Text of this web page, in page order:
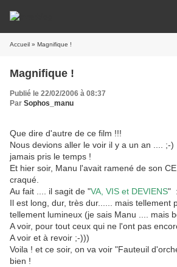
Accueil » Magnifique !
Magnifique !
Publié le 22/02/2006 à 08:37
Par Sophos_manu
Que dire d'autre de ce film !!!
Nous devions aller le voir il y a un an ....
jamais pris le temps !
Et hier soir, Manu l'avait ramené de son
craqué.
Au fait .... il sagit de "VA, VIS et DEVIENS"
Il est long, dur, très dur...... mais tellement
tellement lumineux (je sais Manu .... mais
A voir, pour tout ceux qui ne l'ont pas
A voir et à revoir ;-)))
Voila ! et ce soir, on va voir "Fauteuil
bien !